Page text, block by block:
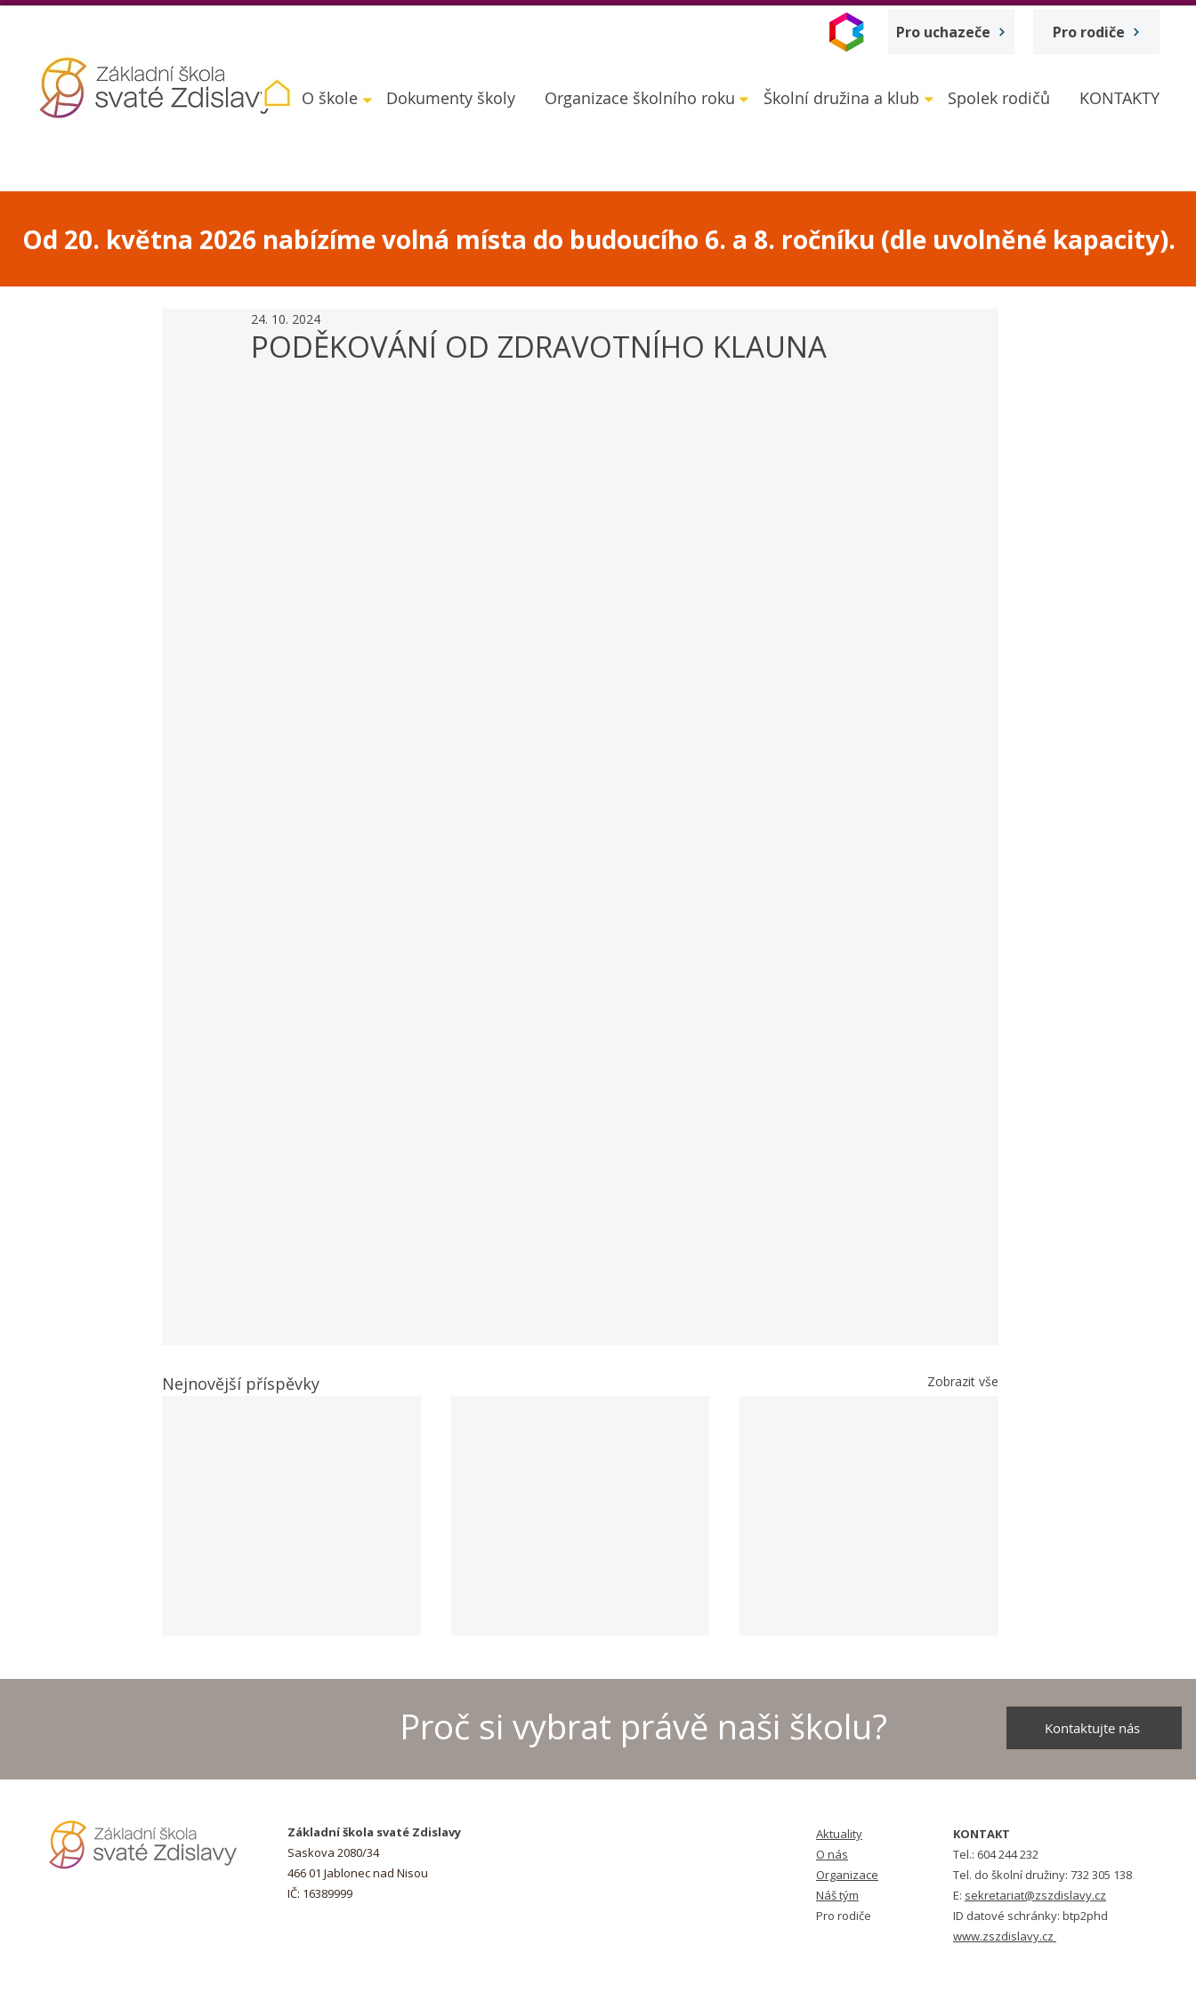
Pro uchazeče Pro rodiče
O škole Dokumenty školy Organizace školního roku Školní družina a klub Spolek rodičů KONTAKTY
Od 20. května 2026 nabízíme volná místa do budoucího 6. a 8. ročníku (dle uvolněné kapacity).
PODĚKOVÁNÍ OD ZDRAVOTNÍHO KLAUNA
24. 10. 2024
Nejnovější příspěvky Zobrazit vše
šachu - 2026
Proč si vybrat právě naši školu? Kontaktujte nás
Základní škola svaté Zdislavy
Saskova 2080/34
466 01 Jablonec nad Nisou
IČ: 16389999
Aktuality
O nás
Organizace
Náš tým
Pro rodiče
KONTAKT
Tel.: 604 244 232
Tel. do školní družiny: 732 305 138
E: sekretariat@zszdislavy.cz
ID datové schránky: btp2phd
www.zszdislavy.cz